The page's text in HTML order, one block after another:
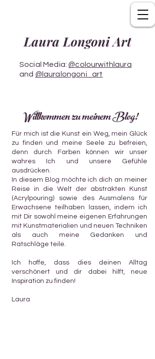
Laura Longoni Art
Social Media:@colourwithlaura
and @lauralongoni_art
Willkommen zu meinem Blog!
Für mich ist die Kunst ein Weg, mein Glück
zu finden und meine Seele zu befreien,
denn durch Farben können wir unser
wahres Ich und unsere Gefühle
ausdrücken.
In diesem Blog möchte ich dich an meiner
Reise in die Welt der abstrakten Kunst
(Acrylpouring) sowie des Ausmalens für
Erwachsene teilhaben lassen, indem ich
mit Dir sowohl meine eigenen Erfahrungen
mit Kunstmaterialien und neuen Techniken
als auch meine Gedanken und
Ratschläge teile.
Ich hoffe, dass dies deinen Alltag
verschönert und dir dabei hilft, neue
Inspiration zu finden!
Laura